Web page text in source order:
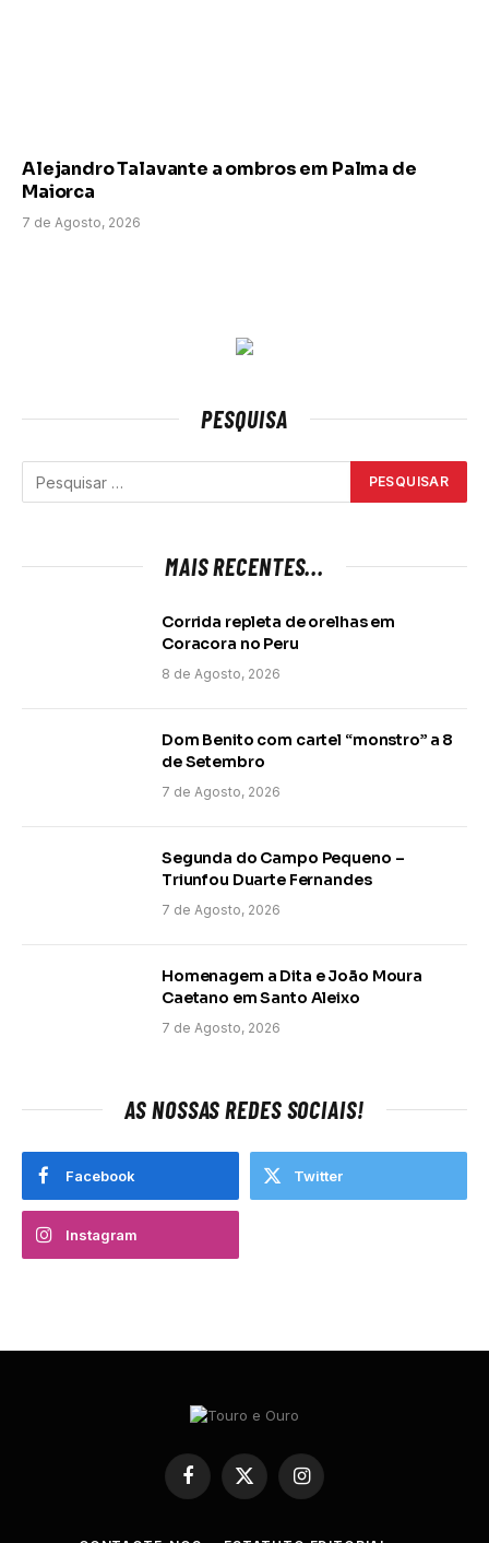
Alejandro Talavante a ombros em Palma de
Maiorca
7 de Agosto, 2026
PESQUISA
MAIS RECENTES...
Corrida repleta de orelhas em
Coracora no Peru
8 de Agosto, 2026
Dom Benito com cartel “monstro” a 8
de Setembro
7 de Agosto, 2026
Segunda do Campo Pequeno –
Triunfou Duarte Fernandes
7 de Agosto, 2026
Homenagem a Dita e João Moura
Caetano em Santo Aleixo
7 de Agosto, 2026
AS NOSSAS REDES SOCIAIS!
Facebook Twitter
Instagram
Facebook
X
Instagram